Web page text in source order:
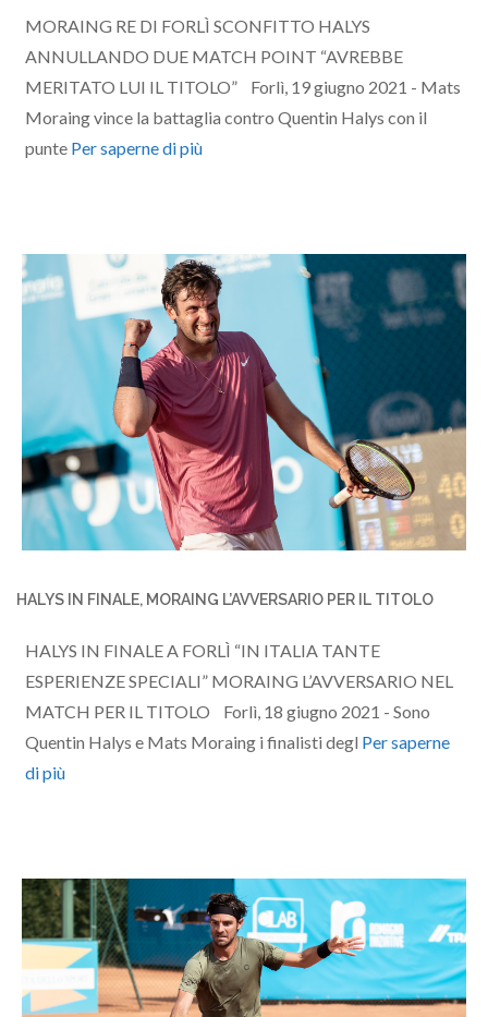
MORAING RE DI FORLÌ SCONFITTO HALYS
ANNULLANDO DUE MATCH POINT “AVREBBE
MERITATO LUI IL TITOLO” Forlì, 19 giugno 2021 - Mats
Moraing vince la battaglia contro Quentin Halys con il
punte Per saperne di più
HALYS IN FINALE, MORAING L’AVVERSARIO PER IL TITOLO
HALYS IN FINALE A FORLÌ “IN ITALIA TANTE
ESPERIENZE SPECIALI” MORAING L’AVVERSARIO NEL
MATCH PER IL TITOLO Forlì, 18 giugno 2021 - Sono
Quentin Halys e Mats Moraing i finalisti degl Per saperne
di più